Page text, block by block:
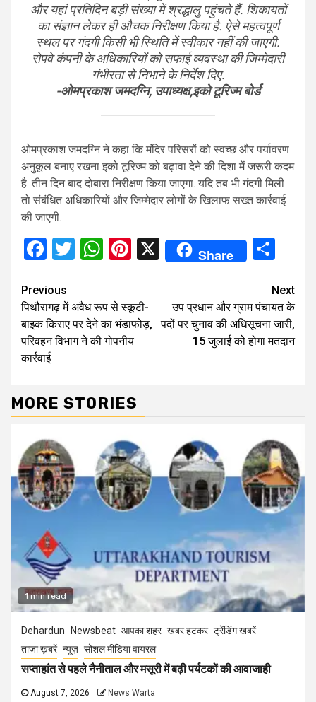
और यहां प्रतिदिन बड़ी संख्या में श्रद्धालु पहुंचते हैं. शिकायतों
का संज्ञान लेकर ही औचक निरीक्षण किया है. ऐसे महत्वपूर्ण
स्थल पर गंदगी किसी भी स्थिति में स्वीकार नहीं की जाएगी.
रोपवे कंपनी के अधिकारियों को सफाई व्यवस्था की जिम्मेदारी
गंभीरता से निभाने के निर्देश दिए.
-ओमप्रकाश जमदग्नि, उपाध्यक्ष,इको टूरिज्म बोर्ड
ओमप्रकाश जमदग्नि ने कहा कि मंदिर परिसरों को स्वच्छ और पर्यावरण
अनुकूल बनाए रखना इको टूरिज्म को बढ़ावा देने की दिशा में जरूरी कदम
है. तीन दिन बाद दोबारा निरीक्षण किया जाएगा. यदि तब भी गंदगी मिली
तो संबंधित अधिकारियों और जिम्मेदार लोगों के खिलाफ सख्त कार्रवाई
की जाएगी.
Facebook
Twitter
WhatsApp
Pinterest
X Share
Continue
Reading
Previous
पिथौरागढ़ में अवैध रूप से स्कूटी-
बाइक किराए पर देने का भंडाफोड़,
परिवहन विभाग ने की गोपनीय
कार्रवाई
Next
उप प्रधान और ग्राम पंचायत के
पदों पर चुनाव की अधिसूचना जारी,
15 जुलाई को होगा मतदान
MORE STORIES
1 min read
Dehardun Newsbeat आपका शहर खबर हटकर ट्रेंडिंग खबरें
ताज़ा ख़बरें न्यूज़ सोशल मीडिया वायरल
सप्ताहांत से पहले नैनीताल और मसूरी में बढ़ी पर्यटकों की आवाजाही
August 7, 2026 News Warta